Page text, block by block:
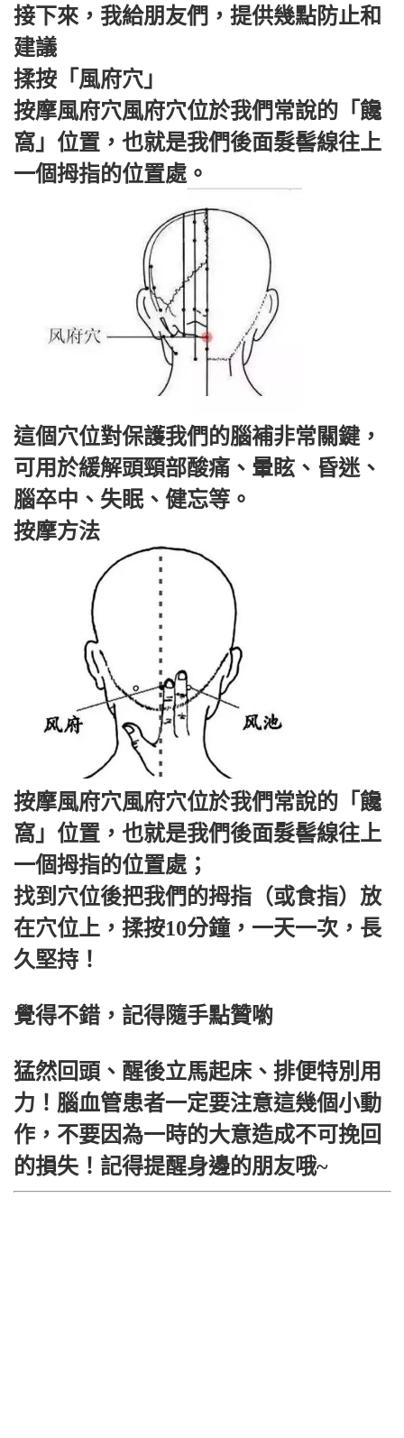
接下來，我給朋友們，提供幾點防止和
建議
揉按「風府穴」
按摩風府穴風府穴位於我們常說的「饞
窩」位置，也就是我們後面髮髻線往上
一個拇指的位置處。
這個穴位對保護我們的腦補非常關鍵，
可用於緩解頭頸部酸痛、暈眩、昏迷、
腦卒中、失眠、健忘等。
按摩方法
按摩風府穴風府穴位於我們常說的「饞
窩」位置，也就是我們後面髮髻線往上
一個拇指的位置處；
找到穴位後把我們的拇指（或食指）放
在穴位上，揉按10分鐘，一天一次，長
久堅持！
覺得不錯，記得隨手點贊喲
猛然回頭、醒後立馬起床、排便特別用
力！腦血管患者一定要注意這幾個小動
作，不要因為一時的大意造成不可挽回
的損失！記得提醒身邊的朋友哦~